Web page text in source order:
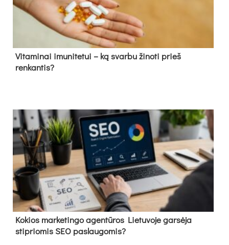
Vitaminai imunitetui – ką svarbu žinoti prieš
renkantis?
Kokios marketingo agentūros Lietuvoje garsėja
stipriomis SEO paslaugomis?